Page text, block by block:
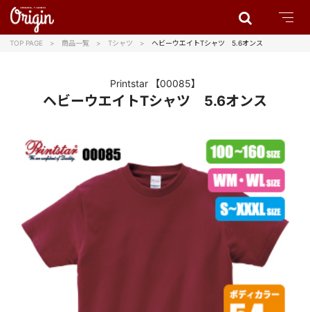
TOP PAGE 商品一覧 Tシャツ ヘビーウエイトTシャツ 5.6オンス
Printstar 【00085】
ヘビーウエイトTシャツ 5.6オンス